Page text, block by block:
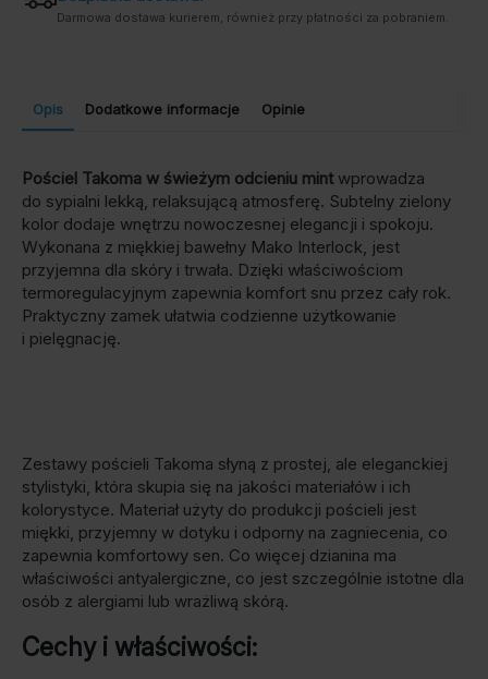
Darmowa dostawa kurierem, również przy płatności za pobraniem.
Opis Dodatkowe informacje Opinie
Pościel Takoma w świeżym odcieniu mintwprowadza
do sypialni lekką, relaksującą atmosferę. Subtelny zielony
kolor dodaje wnętrzu nowoczesnej elegancji i spokoju.
Wykonana z miękkiej bawełny Mako Interlock, jest
przyjemna dla skóry i trwała. Dzięki właściwościom
termoregulacyjnym zapewnia komfort snu przez cały rok.
Praktyczny zamek ułatwia codzienne użytkowanie
i pielęgnację.
Zestawy pościeli Takoma słyną z prostej, ale eleganckiej
stylistyki, która skupia się na jakości materiałów i ich
kolorystyce. Materiał użyty do produkcji pościeli jest
miękki, przyjemny w dotyku i odporny na zagniecenia, co
zapewnia komfortowy sen. Co więcej dzianina ma
właściwości antyalergiczne, co jest szczególnie istotne dla
osób z alergiami lub wrażliwą skórą.
Cechy i właściwości: